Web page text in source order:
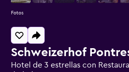
Schweizerhof
Hotel de 3 estrellas con
Fotos